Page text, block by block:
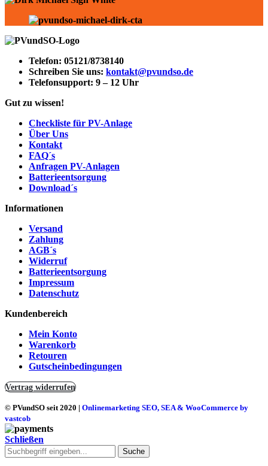
Telefon: 05121/8738140
Schreiben Sie uns: kontakt@pvundso.de
Telefonsupport: 9 – 12 Uhr
Gut zu wissen!
Checkliste für PV-Anlage
Über Uns
Kontakt
FAQ´s
Anfragen PV-Anlagen
Batterieentsorgung
Download´s
Informationen
Versand
Zahlung
AGB´s
Widerruf
Batterieentsorgung
Impressum
Datenschutz
Kundenbereich
Mein Konto
Warenkorb
Retouren
Gutscheinbedingungen
Vertrag widerrufen
© PVundSO seit 2020 | Onlinemarketing SEO, SEA & WooCommerce by
vastcob
Schließen
Suche